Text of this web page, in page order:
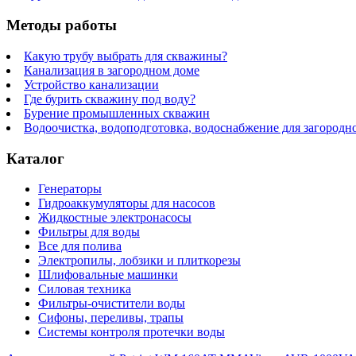
Методы работы
Какую трубу выбрать для скважины?
Канализация в загородном доме
Устройство канализации
Где бурить скважину под воду?
Бурение промышленных скважин
Водоочистка, водоподготовка, водоснабжение для
Каталог
Генераторы
Гидроаккумуляторы для насосов
Жидкостные электронасосы
Фильтры для воды
Все для полива
Электропилы, лобзики и плиткорезы
Шлифовальные машинки
Силовая техника
Фильтры-очистители воды
Сифоны, переливы, трапы
Системы контроля протечки воды